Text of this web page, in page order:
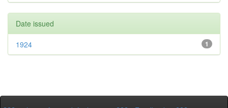
Date issued
1
1924